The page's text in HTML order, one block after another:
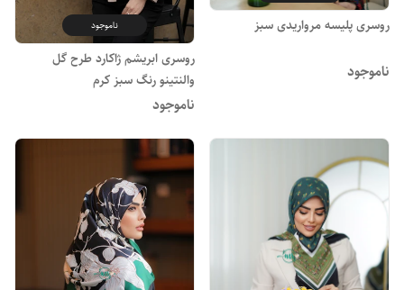
روسری پلیسه مرواریدی سبز
ناموجود
ناموجود
روسری ابریشم ژاکارد طرح گل
والنتینو رنگ سبز کرم
ناموجود